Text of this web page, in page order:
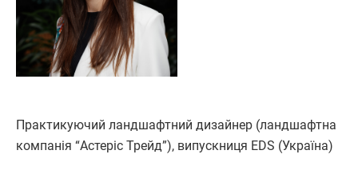
Практикуючий ландшафтний дизайнер (ландшафтна
компанія “Астеріс Трейд”), випускниця EDS (Україна)